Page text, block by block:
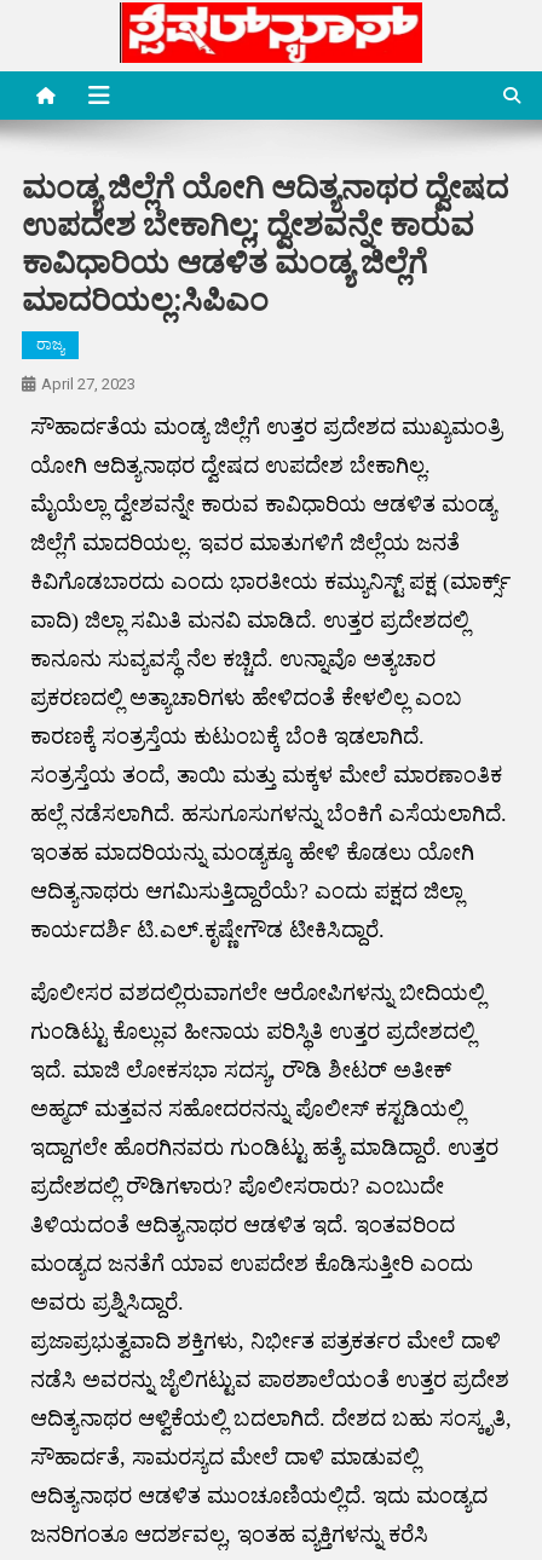
content
Special News Media
Special News Media
ಮಂಡ್ಯ ಜಿಲ್ಲೆಗೆ ಯೋಗಿ ಆದಿತ್ಯನಾಥರ ದ್ವೇಷದ
ಉಪದೇಶ ಬೇಕಾಗಿಲ್ಲ; ದ್ವೇಶವನ್ನೇ ಕಾರುವ
ಕಾವಿಧಾರಿಯ ಆಡಳಿತ ಮಂಡ್ಯ ಜಿಲ್ಲೆಗೆ
ಮಾದರಿಯಲ್ಲ:ಸಿಪಿಎಂ
ರಾಜ್ಯ
April 27, 2023
ಸೌಹಾರ್ದತೆಯ ಮಂಡ್ಯ ಜಿಲ್ಲೆಗೆ ಉತ್ತರ ಪ್ರದೇಶದ ಮುಖ್ಯಮಂತ್ರಿ
ಯೋಗಿ ಆದಿತ್ಯನಾಥರ ದ್ವೇಷದ ಉಪದೇಶ ಬೇಕಾಗಿಲ್ಲ.
ಮೈಯೆಲ್ಲಾ ದ್ವೇಶವನ್ನೇ ಕಾರುವ ಕಾವಿಧಾರಿಯ ಆಡಳಿತ ಮಂಡ್ಯ
ಜಿಲ್ಲೆಗೆ ಮಾದರಿಯಲ್ಲ. ಇವರ ಮಾತುಗಳಿಗೆ ಜಿಲ್ಲೆಯ ಜನತೆ
ಕಿವಿಗೊಡಬಾರದು ಎಂದು ಭಾರತೀಯ ಕಮ್ಯುನಿಸ್ಟ್ ಪಕ್ಷ (ಮಾರ್ಕ್ಸ್
ವಾದಿ) ಜಿಲ್ಲಾ ಸಮಿತಿ ಮನವಿ ಮಾಡಿದೆ. ಉತ್ತರ ಪ್ರದೇಶದಲ್ಲಿ
ಕಾನೂನು ಸುವ್ಯವಸ್ಥೆ ನೆಲ ಕಚ್ಚಿದೆ. ಉನ್ನಾವೊ ಅತ್ಯಚಾರ
ಪ್ರಕರಣದಲ್ಲಿ ಅತ್ಯಾಚಾರಿಗಳು ಹೇಳಿದಂತೆ ಕೇಳಲಿಲ್ಲ ಎಂಬ
ಕಾರಣಕ್ಕೆ ಸಂತ್ರಸ್ತೆಯ ಕುಟುಂಬಕ್ಕೆ ಬೆಂಕಿ ಇಡಲಾಗಿದೆ.
ಸಂತ್ರಸ್ತೆಯ ತಂದೆ, ತಾಯಿ ಮತ್ತು ಮಕ್ಕಳ ಮೇಲೆ ಮಾರಣಾಂತಿಕ
ಹಲ್ಲೆ ನಡೆಸಲಾಗಿದೆ. ಹಸುಗೂಸುಗಳನ್ನು ಬೆಂಕಿಗೆ ಎಸೆಯಲಾಗಿದೆ.
ಇಂತಹ ಮಾದರಿಯನ್ನು ಮಂಡ್ಯಕ್ಕೂ ಹೇಳಿ ಕೊಡಲು ಯೋಗಿ
ಆದಿತ್ಯನಾಥರು ಆಗಮಿಸುತ್ತಿದ್ದಾರೆಯೆ? ಎಂದು ಪಕ್ಷದ ಜಿಲ್ಲಾ
ಕಾರ್ಯದರ್ಶಿ ಟಿ.ಎಲ್.ಕೃಷ್ಣೇಗೌಡ ಟೀಕಿಸಿದ್ದಾರೆ.
ಪೊಲೀಸರ ವಶದಲ್ಲಿರುವಾಗಲೇ ಆರೋಪಿಗಳನ್ನು ಬೀದಿಯಲ್ಲಿ
ಗುಂಡಿಟ್ಟು ಕೊಲ್ಲುವ ಹೀನಾಯ ಪರಿಸ್ಥಿತಿ ಉತ್ತರ ಪ್ರದೇಶದಲ್ಲಿ
ಇದೆ. ಮಾಜಿ ಲೋಕಸಭಾ ಸದಸ್ಯ, ರೌಡಿ ಶೀಟರ್ ಅತೀಕ್
ಅಹ್ಮದ್ ಮತ್ತವನ ಸಹೋದರನನ್ನು ಪೊಲೀಸ್ ಕಸ್ಟಡಿಯಲ್ಲಿ
ಇದ್ದಾಗಲೇ ಹೊರಗಿನವರು ಗುಂಡಿಟ್ಟು ಹತ್ಯೆ ಮಾಡಿದ್ದಾರೆ. ಉತ್ತರ
ಪ್ರದೇಶದಲ್ಲಿ ರೌಡಿಗಳಾರು? ಪೊಲೀಸರಾರು? ಎಂಬುದೇ
ತಿಳಿಯದಂತೆ ಆದಿತ್ಯನಾಥರ ಆಡಳಿತ ಇದೆ. ಇಂತವರಿಂದ
ಮಂಡ್ಯದ ಜನತೆಗೆ ಯಾವ ಉಪದೇಶ ಕೊಡಿಸುತ್ತೀರಿ ಎಂದು
ಅವರು ಪ್ರಶ್ನಿಸಿದ್ದಾರೆ.
ಪ್ರಜಾಪ್ರಭುತ್ವವಾದಿ ಶಕ್ತಿಗಳು, ನಿರ್ಭೀತ ಪತ್ರಕರ್ತರ ಮೇಲೆ ದಾಳಿ
ನಡೆಸಿ ಅವರನ್ನು ಜೈಲಿಗಟ್ಟುವ ಪಾಠಶಾಲೆಯಂತೆ ಉತ್ತರ ಪ್ರದೇಶ
ಆದಿತ್ಯನಾಥರ ಆಳ್ವಿಕೆಯಲ್ಲಿ ಬದಲಾಗಿದೆ. ದೇಶದ ಬಹು ಸಂಸ್ಕೃತಿ,
ಸೌಹಾರ್ದತೆ, ಸಾಮರಸ್ಯದ ಮೇಲೆ ದಾಳಿ ಮಾಡುವಲ್ಲಿ
ಆದಿತ್ಯನಾಥರ ಆಡಳಿತ ಮುಂಚೂಣಿಯಲ್ಲಿದೆ. ಇದು ಮಂಡ್ಯದ
ಜನರಿಗಂತೂ ಆದರ್ಶವಲ್ಲ, ಇಂತಹ ವ್ಯಕ್ತಿಗಳನ್ನು ಕರೆಸಿ